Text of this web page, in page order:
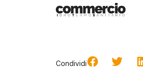
Condividi